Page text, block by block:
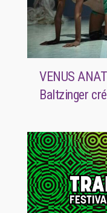
VENUS
Baltzinger